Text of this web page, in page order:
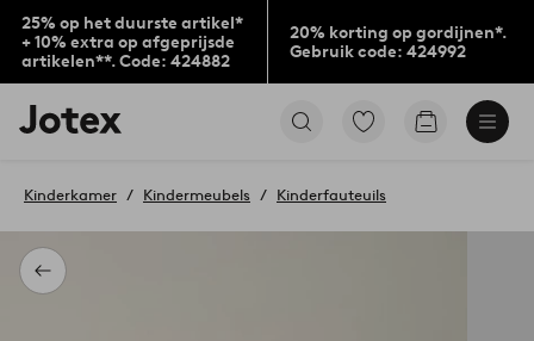
25% op het duurste artikel*
+ 10% extra op afgeprijsde
artikelen**. Code: 424882
20% korting op gordijnen*.
Gebruik code: 424992
Jotex
logo
to
home
page
Ga
gemarkeerde
Go
Terug
Kinderkamer Kindermeubels Kinderfauteuils